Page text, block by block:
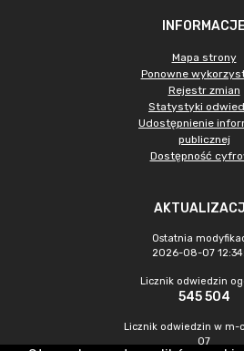
INFORMACJE
Mapa strony
Ponowne
Rejestr zmian
Statystyki
Udostępnienie
publicznej
Dostępność
Ostatnia
2026-08-07
Licznik odwiedzin
545 504
Licznik odwiedzin w m-
07